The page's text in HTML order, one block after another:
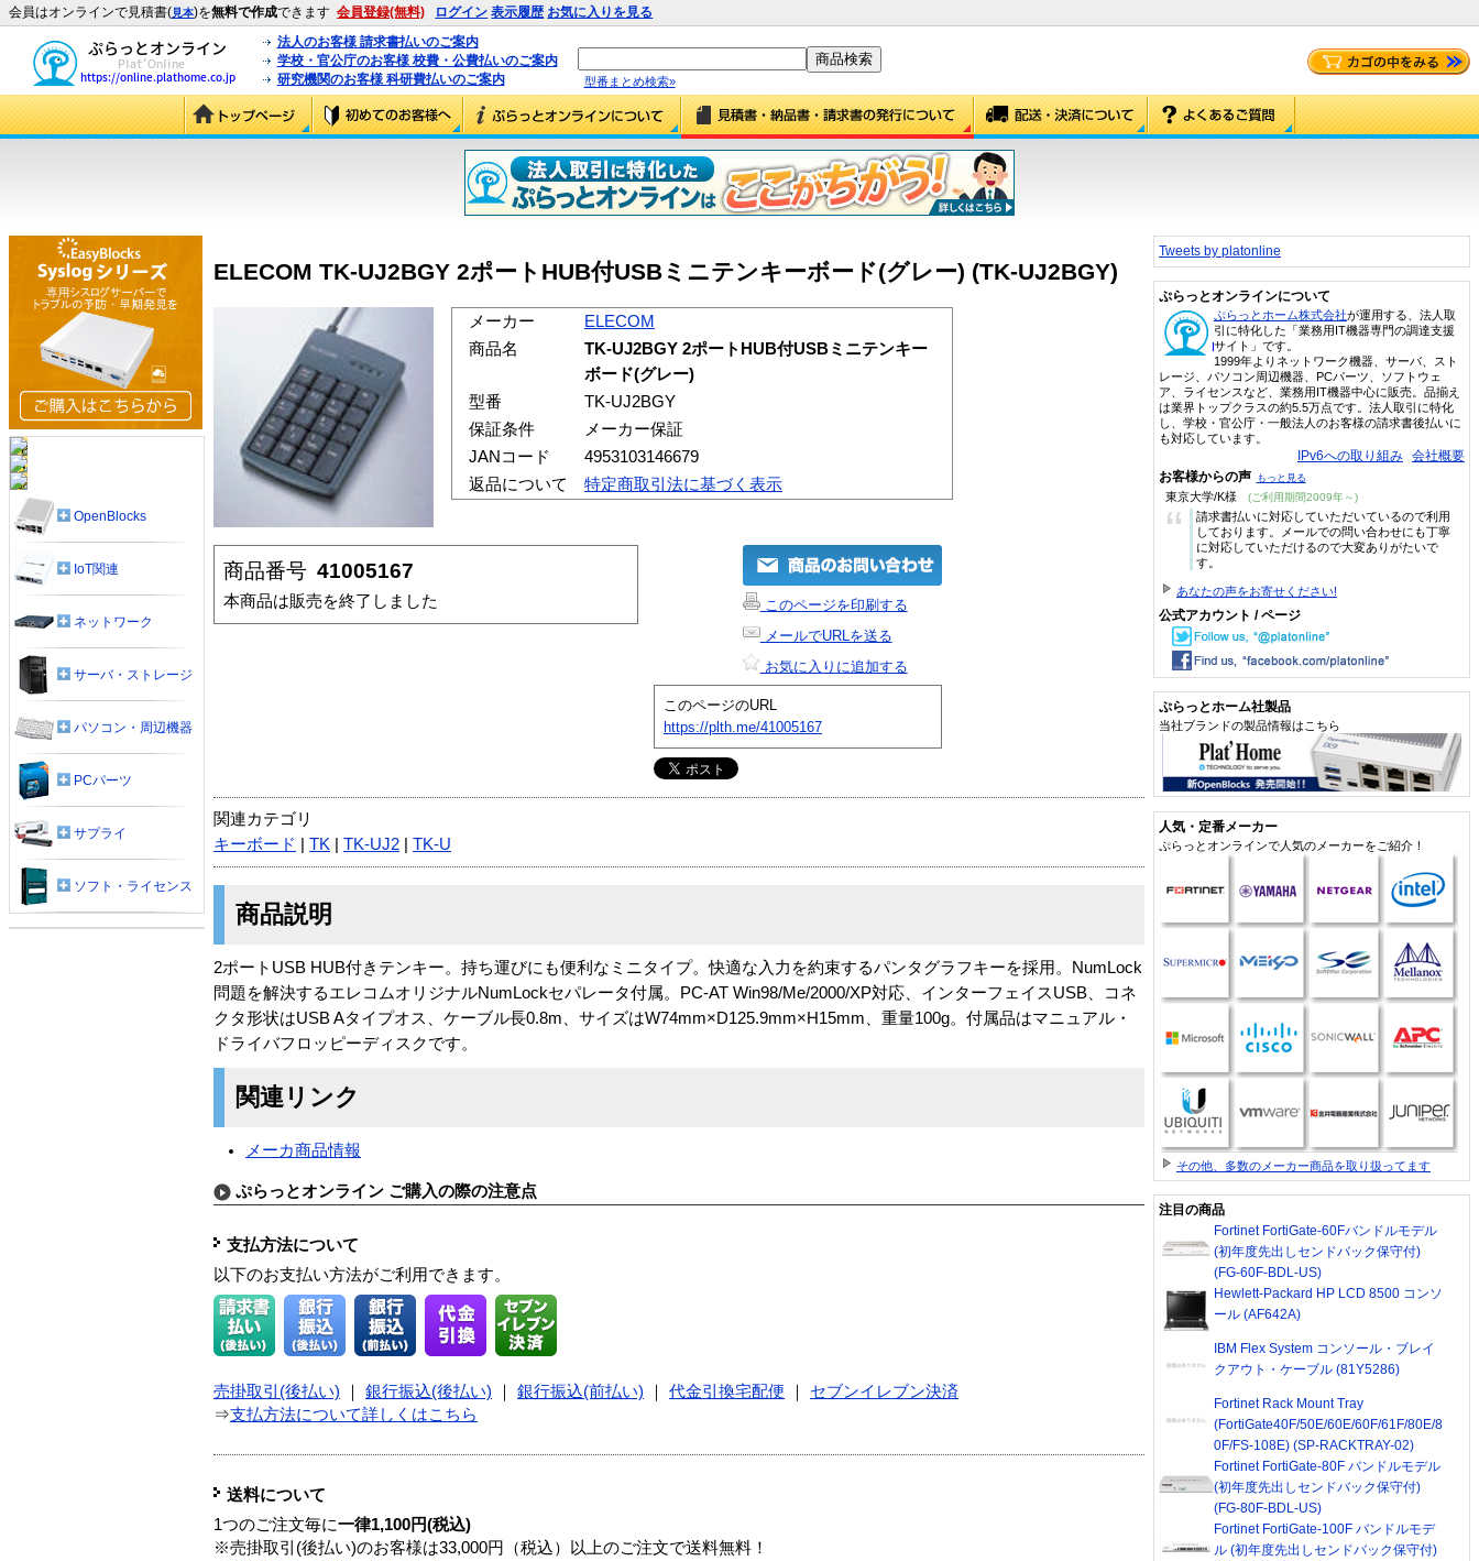
会員はオンラインで見積書(見本)を無料で作成できます 会員登録(無料) ログイン 表示履歴 お気に入りを見る
法人のお客様 請求書払いのご案内
学校・官公庁のお客様 校費・公費払いのご案内
研究機関のお客様 科研費払いのご案内
型番まとめ検索»
ELECOM TK-UJ2BGY 2ポートHUB付USBミニテンキーボード(グレー) (TK-UJ2BGY)
メーカー
ELECOM
商品名
TK-UJ2BGY 2ポートHUB付USBミニテンキー
ボード(グレー)
型番
TK-UJ2BGY
保証条件
メーカー保証
JANコード
4953103146679
返品について
特定商取引法に基づく表示
商品番号 41005167
本商品は販売を終了しました
このページを印刷する
メールでURLを送る
お気に入りに追加する
このページのURL
https://plth.me/41005167
関連カテゴリ
キーボード
TK TK-UJ2 TK-U
商品説明
2ポートUSB HUB付きテンキー。持ち運びにも便利なミニタイプ。快適な入力を約束するパンタグラフキーを採用。NumLock
問題を解決するエレコムオリジナルNumLockセパレータ付属。PC-AT Win98/Me/2000/XP対応、インターフェイスUSB、コネ
クタ形状はUSB Aタイプオス、ケーブル長0.8m、サイズはW74mm×D125.9mm×H15mm、重量100g。付属品はマニュアル・
ドライバフロッピーディスクです。
関連リンク
メーカ商品情報
ぷらっとオンライン ご購入の際の注意点
支払方法について
以下のお支払い方法がご利用できます。
売掛取引(後払い) 銀行振込(後払い) 銀行振込(前払い) 代金引換宅配便
セブンイレブン決済
⇒支払方法について詳しくはこちら
送料について
1つのご注文毎に一律1,100円(税込)
※売掛取引(後払い)のお客様は33,000円（税込）以上のご注文で送料無料！
OpenBlocks
IoT関連
ネットワーク
サーバ・ストレージ
パソコン・周辺機器
PCパーツ
サプライ
ソフト・ライセンス
Tweets by platonline
ぷらっとオンラインについて
ぷらっとホーム株式会社が運用する、法人取
引に特化した「業務用IT機器専門の調達支援
サイト」です。
1999年よりネットワーク機器、サーバ、スト
レージ、パソコン周辺機器、PCパーツ、ソフトウェ
ア、ライセンスなど、業務用IT機器中心に販売。品揃え
は業界トップクラスの約5.5万点です。法人取引に特化
し、学校・官公庁・一般法人のお客様の請求書後払いに
も対応しています。
IPv6への取り組み 会社概要
お客様からの声 もっと見る
東京大学/K様 (ご利用期間2009年～)
“
請求書払いに対応していただいているので利用
しております。メールでの問い合わせにも丁寧
に対応していただけるので大変ありがたいで
す。
あなたの声をお寄せください!
公式アカウント / ページ
ぷらっとホーム社製品
当社ブランドの製品情報はこちら
人気・定番メーカー
ぷらっとオンラインで人気のメーカーをご紹介！
その他、多数のメーカー商品を取り扱ってます
注目の商品
Fortinet FortiGate-60Fバンドルモデル
(初年度先出しセンドバック保守付)
(FG-60F-BDL-US)
Hewlett-Packard HP LCD 8500 コンソ
ール (AF642A)
IBM Flex System コンソール・ブレイ
クアウト・ケーブル (81Y5286)
Fortinet Rack Mount Tray
(FortiGate40F/50E/60E/60F/61F/80E/8
0F/FS-108E) (SP-RACKTRAY-02)
Fortinet FortiGate-80F バンドルモデル
(初年度先出しセンドバック保守付)
(FG-80F-BDL-US)
Fortinet FortiGate-100F バンドルモデ
ル (初年度先出しセンドバック保守付)